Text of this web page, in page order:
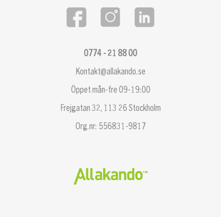
Kontakt@allakando.se
0774 - 21 88 00
Öppet mån-fre 09-19:00
Frejgatan 32, 113 26 Stockholm
Org.nr: 556831-9817